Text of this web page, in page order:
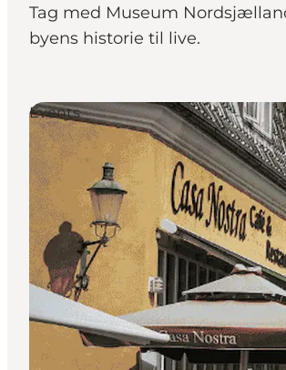
City guide
Plan Your Trip
Tag med Museum
byens historie til live.
Events